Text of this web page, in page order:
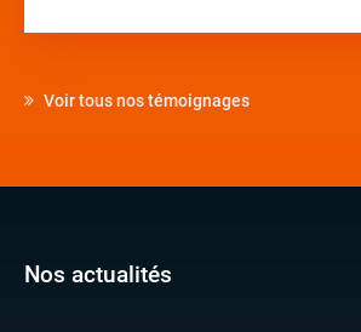
Voir tous nos témoignages
Nos actualités